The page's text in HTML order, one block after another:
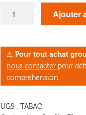
son
propre
tabac
Ajouter
⚠ Pour tout achat
nous contacterpour
compréhension.
UGS : TABAC